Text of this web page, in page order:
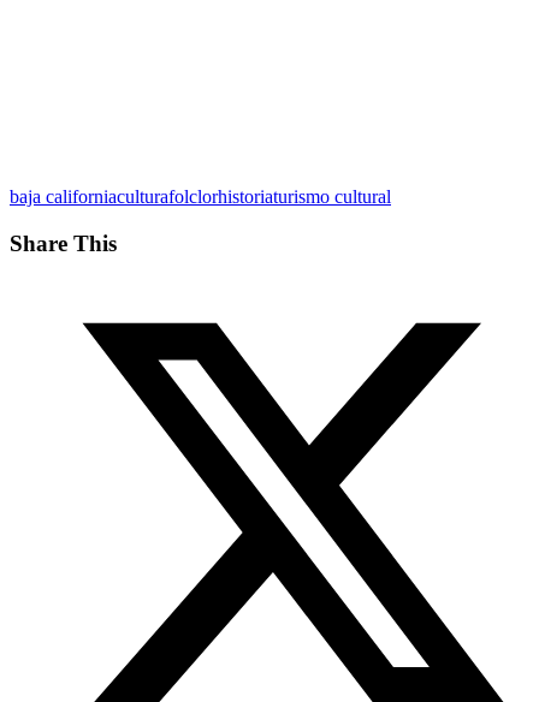
baja californiaculturafolclorhistoriaturismo cultural
Share This